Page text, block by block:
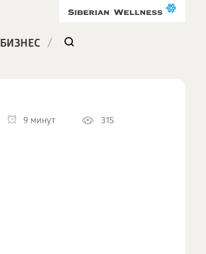
БИЗНЕС /
9 минут 315